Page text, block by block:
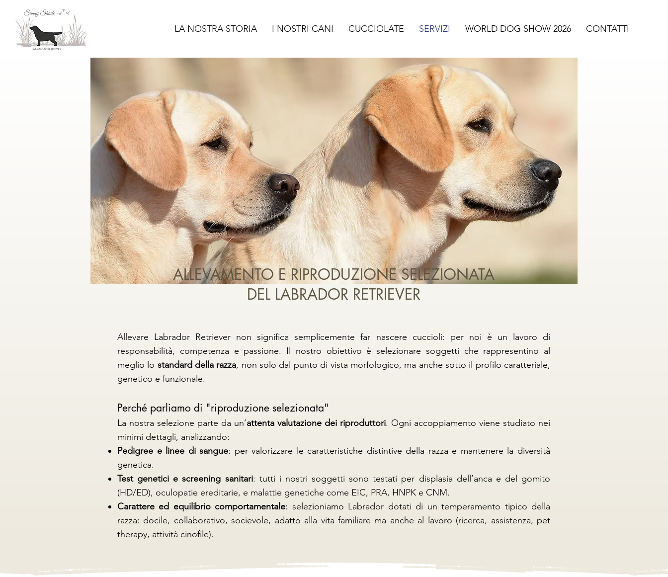
LA NOSTRA STORIA I NOSTRI CANI CUCCIOLATE SERVIZI WORLD DOG SHOW 2026 CONTATTI
ALLEVAMENTO E RIPRODUZIONE SELEZIONATA
DEL LABRADOR RETRIEVER
Allevare Labrador Retriever non significa semplicemente far nascere cuccioli: per noi è un lavoro di
responsabilità, competenza e passione. Il nostro obiettivo è selezionare soggetti che rappresentino al
meglio lo standard della razza, non solo dal punto di vista morfologico, ma anche sotto il profilo caratteriale,
genetico e funzionale.
Perché parliamo di "riproduzione selezionata"
La nostra selezione parte da un’attenta valutazione dei riproduttori. Ogni accoppiamento viene studiato nei
minimi dettagli, analizzando:
Pedigree e linee di sangue: per valorizzare le caratteristiche distintive della razza e mantenere la diversità
genetica.
Test genetici e screening sanitari: tutti i nostri soggetti sono testati per displasia dell’anca e del gomito
(HD/ED), oculopatie ereditarie, e malattie genetiche come EIC, PRA, HNPK e CNM.
Carattere ed equilibrio comportamentale: selezioniamo Labrador dotati di un temperamento tipico della
razza: docile, collaborativo, socievole, adatto alla vita familiare ma anche al lavoro (ricerca, assistenza, pet
therapy, attività cinofile).